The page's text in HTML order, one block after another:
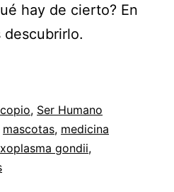
hay de cierto? En
, Ser Humano
mascotas, medicina
gondii,